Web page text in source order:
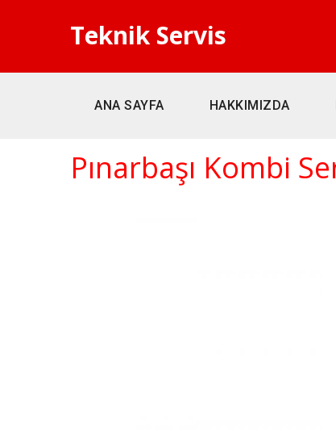
Teknik Servis
ANA SAYFA HAKKIMIZDA
Pınarbaşı Kombi